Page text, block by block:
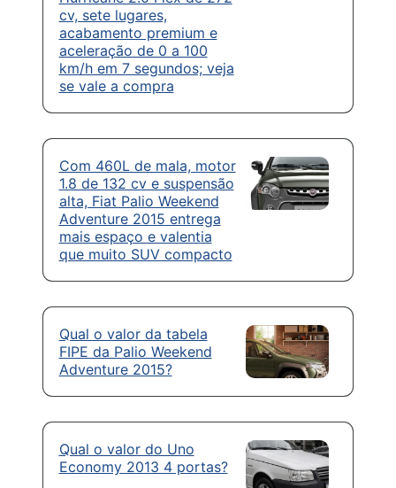
cv, sete lugares,
acabamento premium e
aceleração de 0 a 100
km/h em 7 segundos; veja
se vale a compra
Com 460L de mala, motor
1.8 de 132 cv e suspensão
alta, Fiat Palio Weekend
Adventure 2015 entrega
mais espaço e valentia
que muito SUV compacto
Qual o valor da tabela
FIPE da Palio Weekend
Adventure 2015?
Qual o valor do Uno
Economy 2013 4 portas?